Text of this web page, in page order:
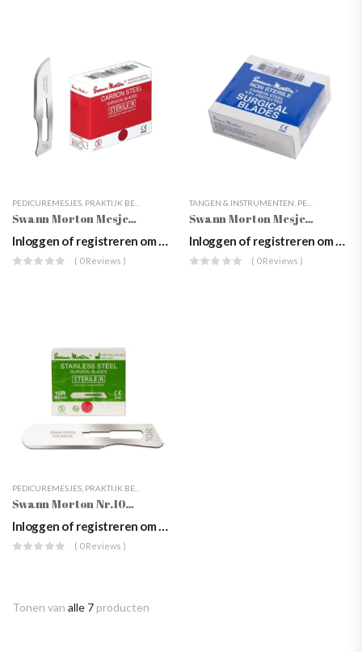
PEDICUREMESJES PRAKTIJK BENODIGDHEDEN ,TANGEN & INSTRUMENTEN
Swann Morton Mesjes Rood
Inloggen of registreren om prijzen te zien
( 0 Reviews )
TANGEN & INSTRUMENTEN PEDICUREMESJES
Swann Morton Mesjes Blauw
Inloggen of registreren om prijzen te zien
( 0 Reviews )
PEDICUREMESJES PRAKTIJK BENODIGDHEDEN
Swann Morton Nr.10R GROEN, 100 Stuks
Inloggen of registreren om prijzen te zien
( 0 Reviews )
Tonen van alle 7 producten